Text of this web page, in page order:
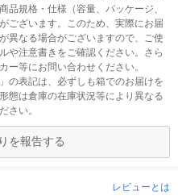
品規格・仕様（容量、パッケージ、
ございます。このため、実際にお届
異なる場合がございますので、ご使
や注意書きをご確認ください。さら
ー等にお問い合わせください。
の表記は、必ずしも箱でのお届けを
態は倉庫の在庫状況等により異なる
さい。
を報告する
レビューとは